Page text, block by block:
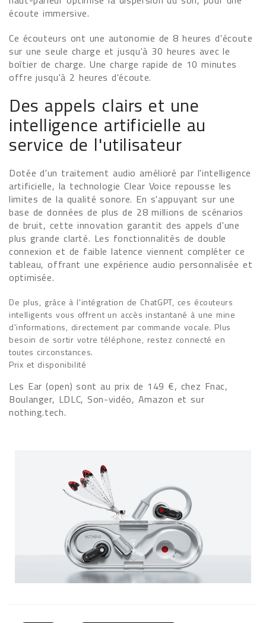
écoute immersive.
Ce écouteurs ont une autonomie de 8 heures d'écoute
sur une seule charge et jusqu'à 30 heures avec le
boîtier de charge. Une charge rapide de 10 minutes
offre jusqu'à 2 heures d'écoute.
Des appels clairs et une
intelligence artificielle au
service de l'utilisateur
Dotée d'un traitement audio amélioré par l'intelligence
artificielle, la technologie Clear Voice repousse les
limites de la qualité sonore. En s'appuyant sur une
base de données de plus de 28 millions de scénarios
de bruit, cette innovation garantit des appels d'une
plus grande clarté. Les fonctionnalités de double
connexion et de faible latence viennent compléter ce
tableau, offrant une expérience audio personnalisée et
optimisée.
De plus, grâce à l'intégration de ChatGPT, ces écouteurs
intelligents vous offrent un accès instantané à une mine
d'informations, directement par commande vocale. Plus
besoin de sortir votre téléphone, restez connecté en
toutes circonstances.
Prix et disponibilité
Les Ear (open) sont au prix de 149 €, chez Fnac,
Boulanger, LDLC, Son-vidéo, Amazon et sur
nothing.tech.